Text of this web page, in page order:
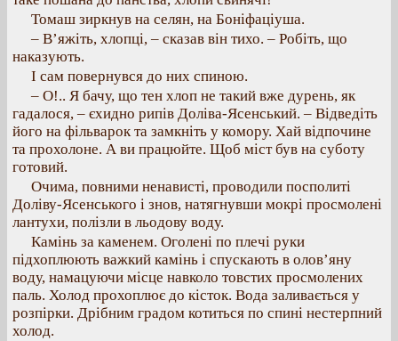
Томаш зиркнув на селян, на Боніфаціуша.
– В’яжіть, хлопці, – сказав він тихо. – Робіть, що
наказують.
І сам повернувся до них спиною.
– О!.. Я бачу, що тен хлоп не такий вже дурень, як
гадалося, – єхидно рипів Доліва-Ясенський. – Відведіть
його на фільварок та замкніть у комору. Хай відпочине
та прохолоне. А ви працюйте. Щоб міст був на суботу
готовий.
Очима, повними ненависті, проводили посполиті
Доліву-Ясенського і знов, натягнувши мокрі просмолені
лантухи, полізли в льодову воду.
Камінь за каменем. Оголені по плечі руки
підхоплюють важкий камінь і спускають в олов’яну
воду, намацуючи місце навколо товстих просмолених
паль. Холод прохоплює до кісток. Вода заливається у
розпірки. Дрібним градом котиться по спині нестерпний
холод.